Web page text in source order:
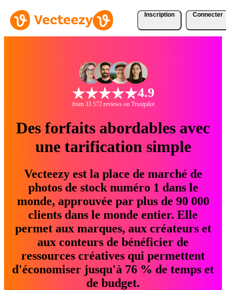
Inscription Connecter
4.9
from 33 572 reviews on Trustpilot
Des forfaits abordables avec
une tarification simple
Vecteezy est la place de marché de
photos de stock numéro 1 dans le
monde, approuvée par plus de 90 000
clients dans le monde entier. Elle
permet aux marques, aux créateurs et
aux conteurs de bénéficier de
ressources créatives qui permettent
d'économiser jusqu'à 76 % de temps et
de budget.